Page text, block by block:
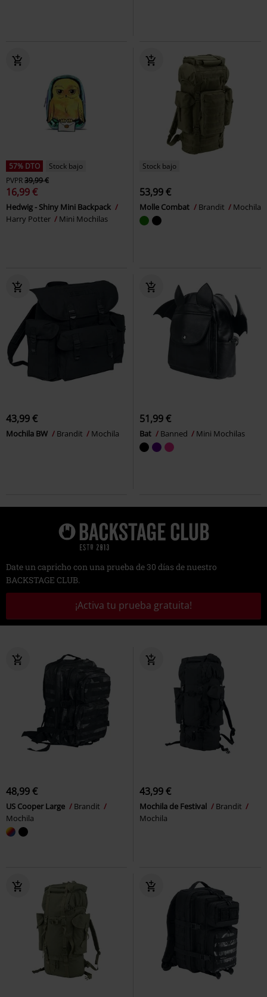
57% DTO
Stock bajo
PVPR39,99 €
16,99 €
Hedwig - Shiny Mini Backpack
Harry Potter
Mini Mochilas
Stock bajo
53,99 €
Molle Combat Brandit Mochila
43,99 €
Mochila BW Brandit Mochila
51,99 €
Bat Banned Mini Mochilas
Date un capricho con una prueba de 30 días de nuestro
BACKSTAGE CLUB.
¡Activa tu prueba gratuita!
48,99 €
US Cooper Large
Brandit
Mochila
43,99 €
Mochila de Festival
Brandit
Mochila